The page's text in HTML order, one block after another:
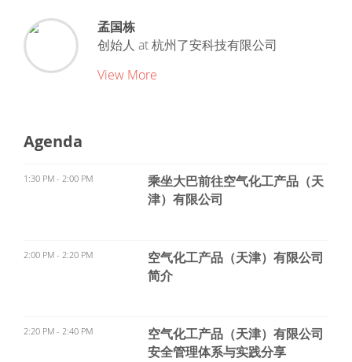
孟国栋
创始人 at杭州了安科技有限公司
View More
Agenda
1:30 PM - 2:00 PM
乘坐大巴前往空气化工产品（天
津）有限公司
2:00 PM - 2:20 PM
空气化工产品（天津）有限公司
简介
2:20 PM - 2:40 PM
空气化工产品（天津）有限公司
安全管理体系与实践分享